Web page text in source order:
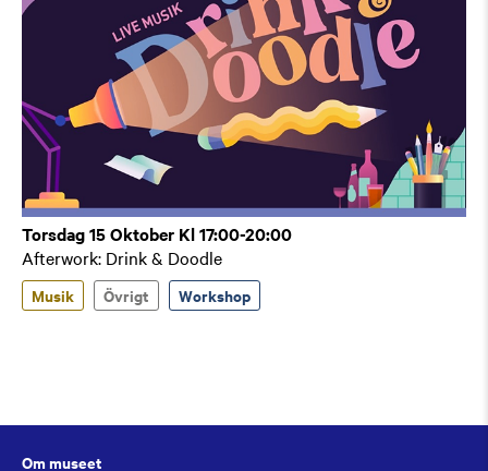
Torsdag 15 Oktober Kl 17:00-20:00
Afterwork: Drink & Doodle
Musik Övrigt Workshop
Om museet